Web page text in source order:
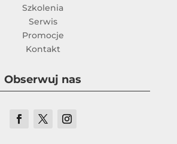
Szkolenia
Serwis
Promocje
Kontakt
Obserwuj nas